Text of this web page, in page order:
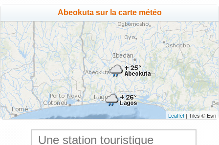
Abeokuta sur la carte météo
Leaflet | Tiles © Esri